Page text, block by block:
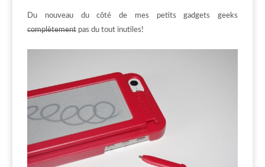
Du nouveau du côté de mes petits gadgets geeks
complètement pas du tout inutiles!